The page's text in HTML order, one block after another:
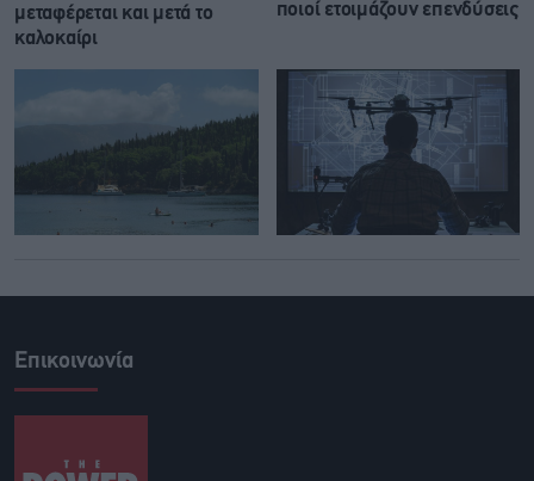
μεταφέρεται και μετά το
καλοκαίρι
ποιοί ετοιμάζουν επενδύσεις
Επικοινωνία